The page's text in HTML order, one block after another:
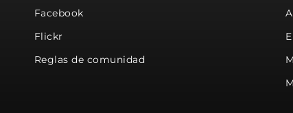
Facebook
Flickr
Reglas de comunidad